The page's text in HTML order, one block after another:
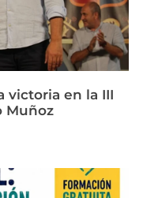
victoria en la III
Muñoz